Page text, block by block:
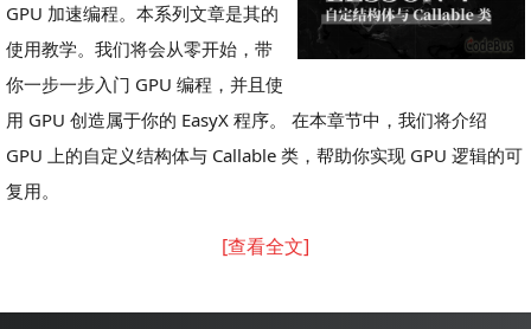
GPU 加速编程。本系列文章是其的
使用教学。我们将会从零开始，带
你一步一步入门 GPU 编程，并且使
用 GPU 创造属于你的 EasyX 程序。 在本章节中，我们将介绍
GPU 上的自定义结构体与 Callable 类，帮助你实现 GPU 逻辑的可
复用。
[查看全文]